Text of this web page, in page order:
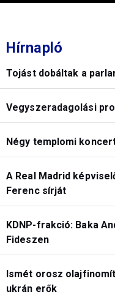
Hírnapló
Tojást dobáltak a
Vegyszeradagolási
Négy templomi
A Real Madrid
Ferenc sírját
KDNP-frakció: Baka
Fideszen
Ismét orosz
ukrán erők